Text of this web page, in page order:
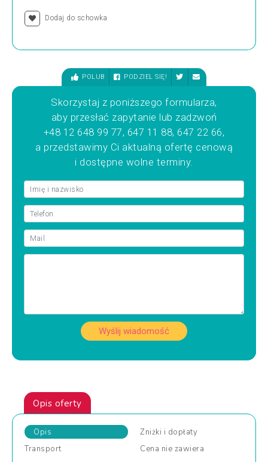
Dodaj do schowka
POLUB PODZIEL SIĘ!
Skorzystaj z poniższego formularza,
aby przesłać zapytanie lub zadzwoń
+48 12 648 99 77, 647 11 88, 647 22 66,
a przedstawimy Ci aktualną ofertę cenową
i dostępne wolne terminy.
Wyślij wiadomość
Opis oferty
Opis Zniżki i dopłaty
Transport
Cena nie zawiera